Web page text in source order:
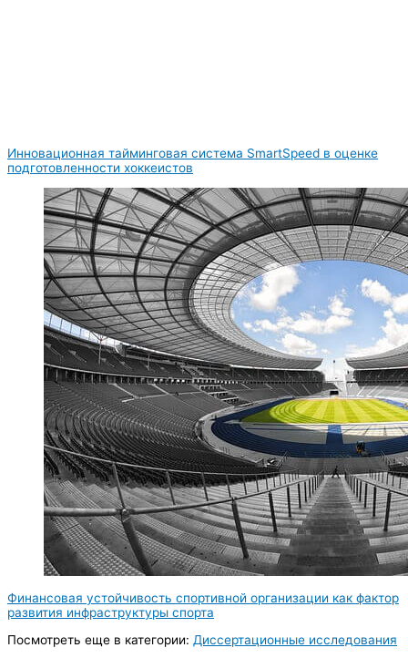
Инновационная тайминговая система SmartSpeed в оценке
подготовленности хоккеистов
Финансовая устойчивость спортивной организации как фактор
развития инфраструктуры спорта
Посмотреть еще в категории: Диссертационные исследования